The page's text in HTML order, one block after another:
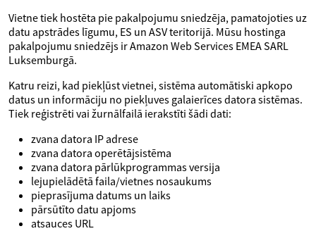
Vietne tiek hostēta pie pakalpojumu sniedzēja, pamatojoties uz
datu apstrādes līgumu, ES un ASV teritorijā. Mūsu hostinga
pakalpojumu sniedzējs ir Amazon Web Services EMEA SARL
Luksemburgā.
Katru reizi, kad piekļūst vietnei, sistēma automātiski apkopo
datus un informāciju no piekļuves galaierīces datora sistēmas.
Tiek reģistrēti vai žurnālfailā ierakstīti šādi dati:
zvana datora IP adrese
zvana datora operētājsistēma
zvana datora pārlūkprogrammas versija
lejupielādētā faila/vietnes nosaukums
pieprasījuma datums un laiks
pārsūtīto datu apjoms
atsauces URL